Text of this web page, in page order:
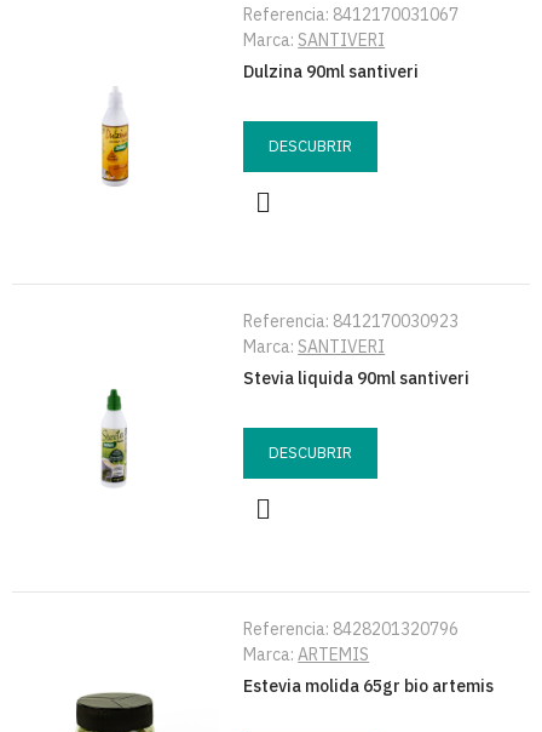
Referencia: 8412170031067
Marca: SANTIVERI
Dulzina 90ml santiveri
DESCUBRIR
Referencia: 8412170030923
Marca: SANTIVERI
Stevia liquida 90ml santiveri
DESCUBRIR
Referencia: 8428201320796
Marca:ARTEMIS
Estevia molida 65gr bio artemis